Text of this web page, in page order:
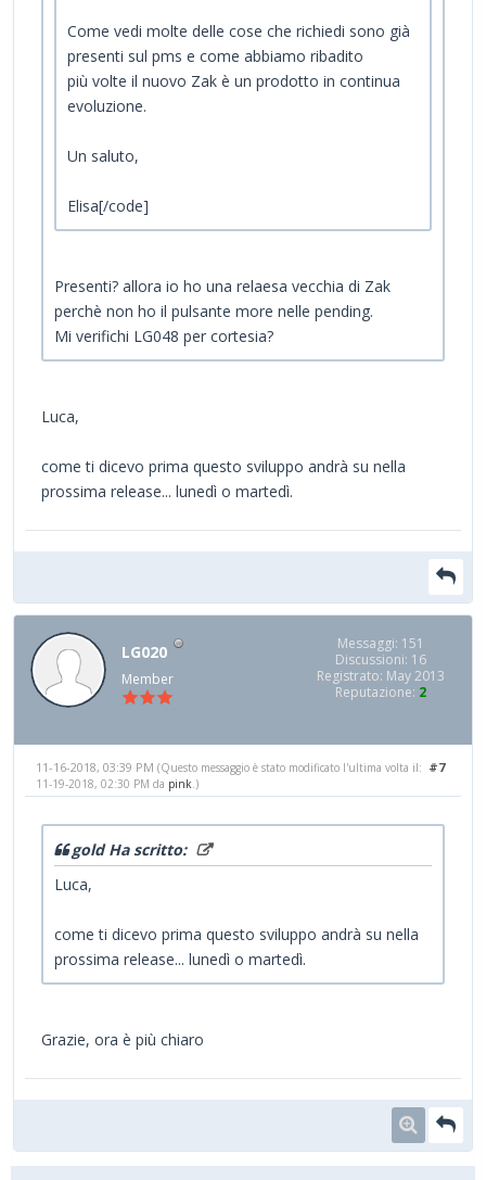
Come vedi molte delle cose che richiedi sono già
presenti sul pms e come abbiamo ribadito
più volte il nuovo Zak è un prodotto in continua
evoluzione.
Un saluto,
Elisa[/code]
Presenti? allora io ho una relaesa vecchia di Zak
perchè non ho il pulsante more nelle pending.
Mi verifichi LG048 per cortesia?
Luca,
come ti dicevo prima questo sviluppo andrà su nella
prossima release... lunedì o martedì.
LG020
Member
Messaggi: 151
Discussioni: 16
Registrato: May 2013
Reputazione: 2
#7
11-16-2018, 03:39 PM (Questo messaggio è stato modificato l'ultima volta il:
11-19-2018, 02:30 PM da pink .)
gold Ha scritto:
Luca,
come ti dicevo prima questo sviluppo andrà su nella
prossima release... lunedì o martedì.
Grazie, ora è più chiaro